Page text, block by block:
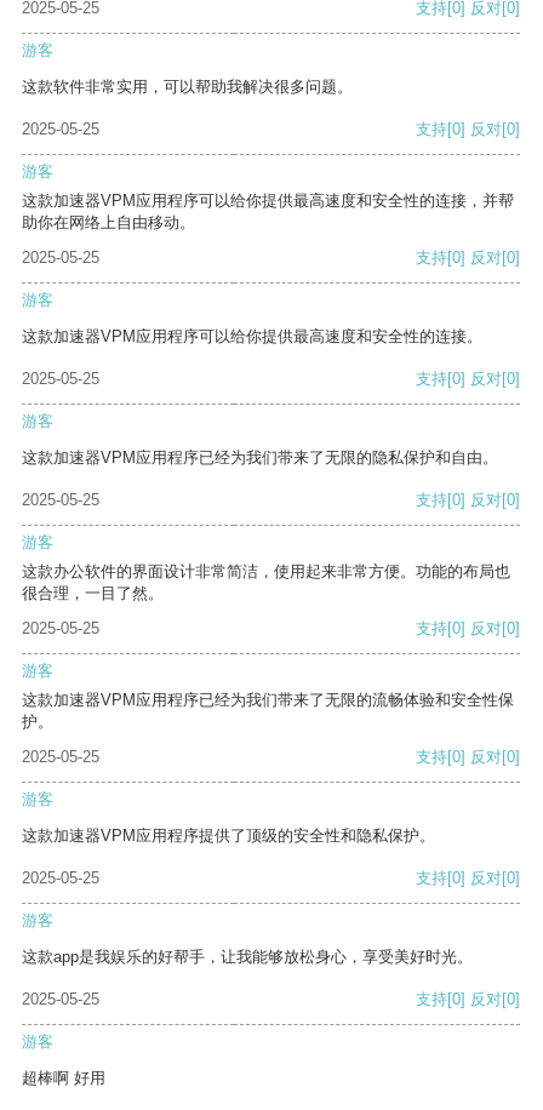
2025-05-25 支持[0] 反对[0]
游客
这款软件非常实用，可以帮助我解决很多问题。
2025-05-25 支持[0] 反对[0]
游客
这款加速器VPM应用程序可以给你提供最高速度和安全性的连接，并帮
助你在网络上自由移动。
2025-05-25
支持[0] 反对[0]
游客
这款加速器VPM应用程序可以给你提供最高速度和安全性的连接。
2025-05-25 支持[0] 反对[0]
游客
这款加速器VPM应用程序已经为我们带来了无限的隐私保护和自由。
2025-05-25 支持[0] 反对[0]
游客
这款办公软件的界面设计非常简洁，使用起来非常方便。功能的布局也
很合理，一目了然。
2025-05-25
支持[0] 反对[0]
游客
这款加速器VPM应用程序已经为我们带来了无限的流畅体验和安全性保
护。
2025-05-25
支持[0] 反对[0]
游客
这款加速器VPM应用程序提供了顶级的安全性和隐私保护。
2025-05-25 支持[0] 反对[0]
游客
这款app是我娱乐的好帮手，让我能够放松身心，享受美好时光。
2025-05-25 支持[0] 反对[0]
游客
超棒啊 好用